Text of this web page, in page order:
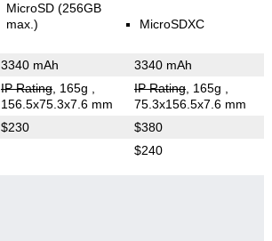
MicroSD (256GB
max.)
MicroSDXC
3340 mAh 3340 mAh
IP Rating, 165g
156.5x75.3x7.6 mm
IP Rating, 165g
75.3x156.5x7.6 mm
$230 $380
$240